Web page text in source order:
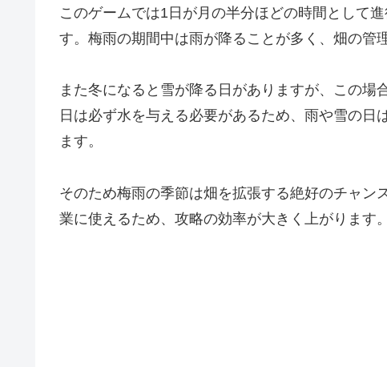
このゲームでは1日が月の半分ほどの時間として
す。梅雨の期間中は雨が降ることが多く、畑の管
また冬になると雪が降る日がありますが、この
日は必ず水を与える必要があるため、雨や雪の日
ます。
そのため梅雨の季節は畑を拡張する絶好のチャ
業に使えるため、攻略の効率が大きく上がります。